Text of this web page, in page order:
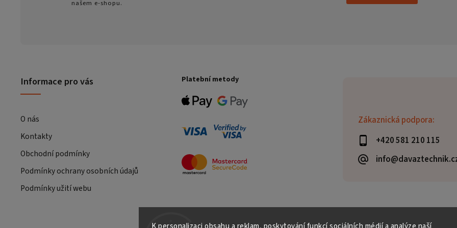
Zákaznická podpora:
+420 581 210 115
našem e-shopu.
Informace pro vás
O nás
Kontakty
Obchodní podmínky
Podmínky ochrany osobních údajů
Podmínky užití webu
Platební metody